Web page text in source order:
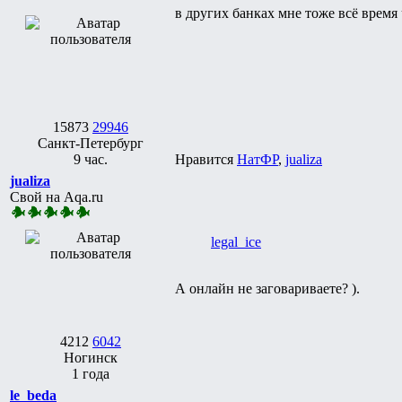
15873 29946
Санкт-Петербург
9 час.
в других банках мне тоже всё
Нравится НатФР, jualiza
jualiza
Свой на Aqa.ru
4212 6042
Ногинск
1 года
legal_ice
А онлайн не заговариваете? ).
le_beda